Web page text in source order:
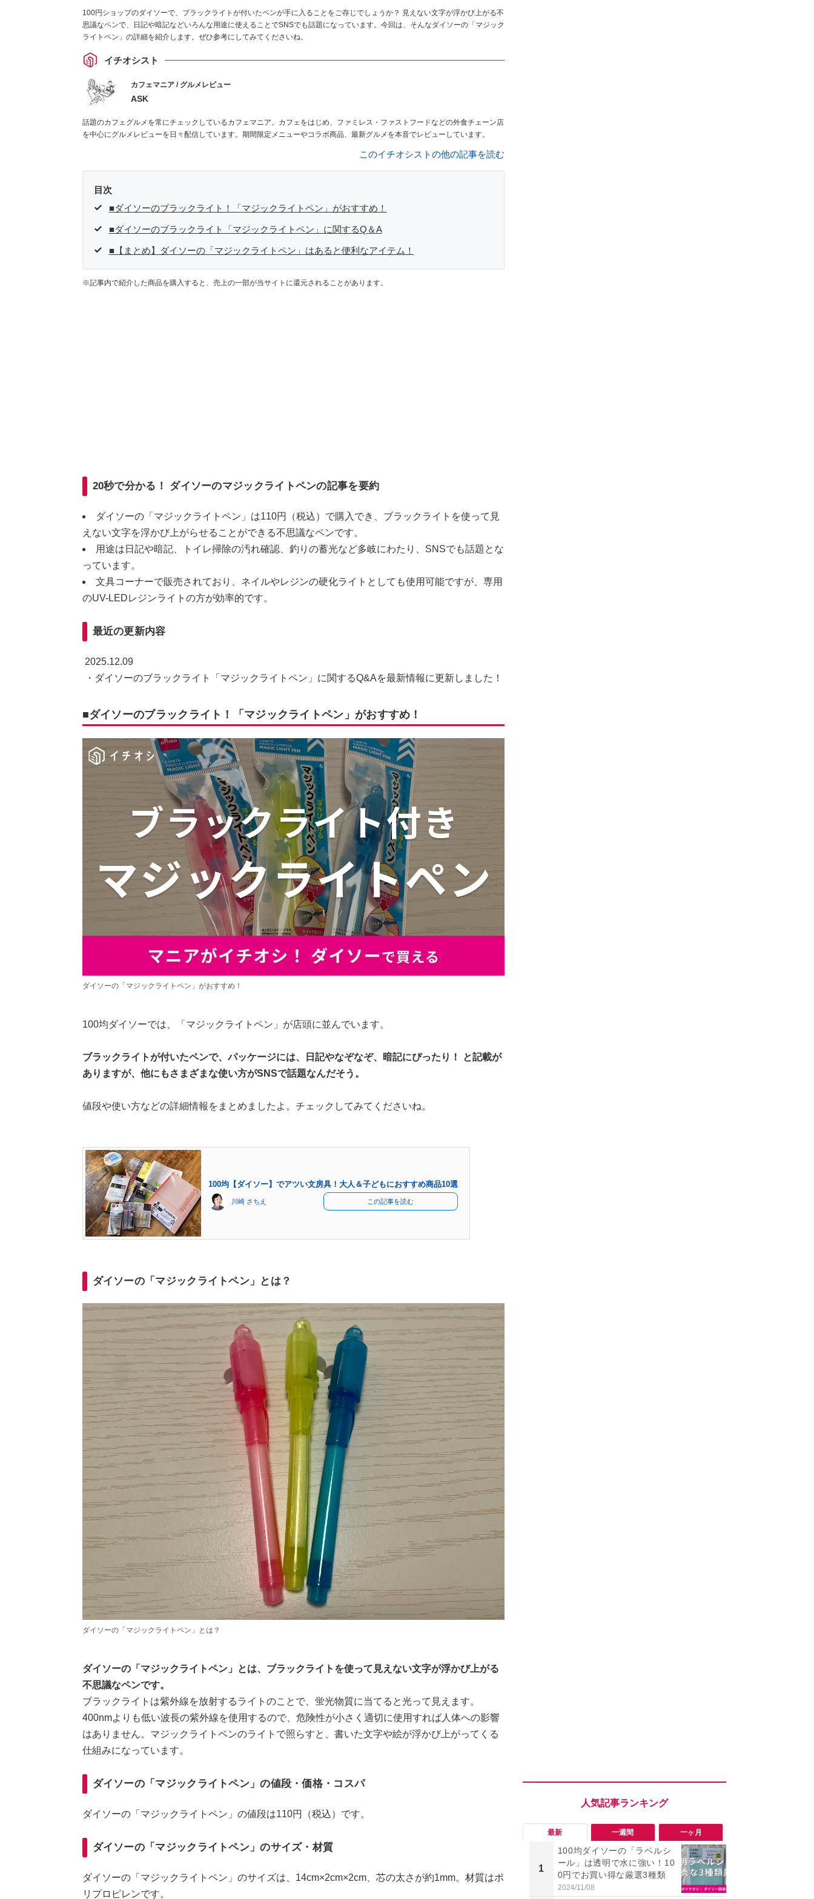
100円ショップのダイソーで、ブラックライトが付いたペンが手に入ることをご存じでしょうか？ 見えない文字が浮かび上がる不
思議なペンで、日記や暗記などいろんな用途に使えることでSNSでも話題になっています。今回は、そんなダイソーの「マジック
ライトペン」の詳細を紹介します。ぜひ参考にしてみてくださいね。
イチオシスト
カフェマニア / グルメレビュー
ASK
話題のカフェグルメを常にチェックしているカフェマニア。カフェをはじめ、ファミレス・ファストフードなどの外食チェーン店
を中心にグルメレビューを日々配信しています。期間限定メニューやコラボ商品、最新グルメを本音でレビューしています。
このイチオシストの他の記事を読む
目次
■ダイソーのブラックライト！「マジックライトペン」がおすすめ！
■ダイソーのブラックライト「マジックライトペン」に関するQ＆A
■【まとめ】ダイソーの「マジックライトペン」はあると便利なアイテム！
※記事内で紹介した商品を購入すると、売上の一部が当サイトに還元されることがあります。
20秒で分かる！ ダイソーのマジックライトペンの記事を要約
ダイソーの「マジックライトペン」は110円（税込）で購入でき、ブラックライトを使って見
えない文字を浮かび上がらせることができる不思議なペンです。
用途は日記や暗記、トイレ掃除の汚れ確認、釣りの蓄光など多岐にわたり、SNSでも話題とな
っています。
文具コーナーで販売されており、ネイルやレジンの硬化ライトとしても使用可能ですが、専用
のUV-LEDレジンライトの方が効率的です。
最近の更新内容
2025.12.09
・ダイソーのブラックライト「マジックライトペン」に関するQ&Aを最新情報に更新しました！
■ダイソーのブラックライト！「マジックライトペン」がおすすめ！
ダイソーの「マジックライトペン」がおすすめ！
100均ダイソーでは、「マジックライトペン」が店頭に並んでいます。
ブラックライトが付いたペンで、パッケージには、日記やなぞなぞ、暗記にぴったり！ と記載が
ありますが、他にもさまざまな使い方がSNSで話題なんだそう。
値段や使い方などの詳細情報をまとめましたよ。チェックしてみてくださいね。
100均【ダイソー】でアツい文房具！大人＆子どもにおすすめ商品10選
川崎 さちえ この記事を読む
ダイソーの「マジックライトペン」とは？
ダイソーの「マジックライトペン」とは？
ダイソーの「マジックライトペン」とは、ブラックライトを使って見えない文字が浮かび上がる
不思議なペンです。
ブラックライトは紫外線を放射するライトのことで、蛍光物質に当てると光って見えます。
400nmよりも低い波長の紫外線を使用するので、危険性が小さく適切に使用すれば人体への影響
はありません。マジックライトペンのライトで照らすと、書いた文字や絵が浮かび上がってくる
仕組みになっています。
ダイソーの「マジックライトペン」の値段・価格・コスパ
ダイソーの「マジックライトペン」の値段は110円（税込）です。
ダイソーの「マジックライトペン」のサイズ・材質
ダイソーの「マジックライトペン」のサイズは、14cm×2cm×2cm、芯の太さが約1mm。材質はポ
リプロピレンです。
最新 一週間 一ヶ月
1
100均ダイソーの「ラベルシ
ール」は透明で水に強い！10
0円でお買い得な厳選3種類
2024/11/08